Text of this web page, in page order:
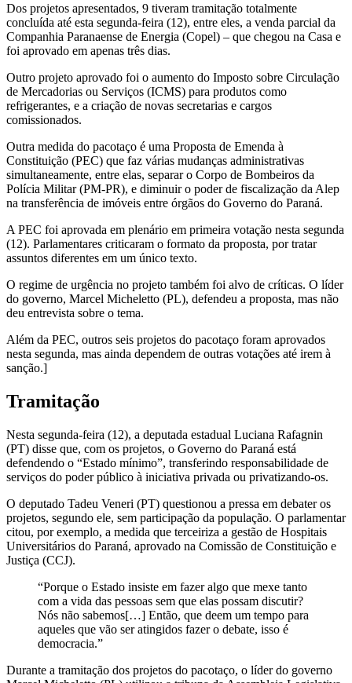
Dos projetos apresentados, 9 tiveram tramitação totalmente
concluída até esta segunda-feira (12), entre eles, a venda parcial da
Companhia Paranaense de Energia (Copel) – que chegou na Casa e
foi aprovado em apenas três dias.
Outro projeto aprovado foi o aumento do Imposto sobre Circulação
de Mercadorias ou Serviços (ICMS) para produtos como
refrigerantes, e a criação de novas secretarias e cargos
comissionados.
Outra medida do pacotaço é uma Proposta de Emenda à
Constituição (PEC) que faz várias mudanças administrativas
simultaneamente, entre elas, separar o Corpo de Bombeiros da
Polícia Militar (PM-PR), e diminuir o poder de fiscalização da Alep
na transferência de imóveis entre órgãos do Governo do Paraná.
A PEC foi aprovada em plenário em primeira votação nesta segunda
(12). Parlamentares criticaram o formato da proposta, por tratar
assuntos diferentes em um único texto.
O regime de urgência no projeto também foi alvo de críticas. O líder
do governo, Marcel Micheletto (PL), defendeu a proposta, mas não
deu entrevista sobre o tema.
Além da PEC, outros seis projetos do pacotaço foram aprovados
nesta segunda, mas ainda dependem de outras votações até irem à
sanção.]
Tramitação
Nesta segunda-feira (12), a deputada estadual Luciana Rafagnin
(PT) disse que, com os projetos, o Governo do Paraná está
defendendo o “Estado mínimo”, transferindo responsabilidade de
serviços do poder público à iniciativa privada ou privatizando-os.
O deputado Tadeu Veneri (PT) questionou a pressa em debater os
projetos, segundo ele, sem participação da população. O parlamentar
citou, por exemplo, a medida que terceiriza a gestão de Hospitais
Universitários do Paraná, aprovado na Comissão de Constituição e
Justiça (CCJ).
“Porque o Estado insiste em fazer algo que mexe tanto
com a vida das pessoas sem que elas possam discutir?
Nós não sabemos[…] Então, que deem um tempo para
aqueles que vão ser atingidos fazer o debate, isso é
democracia.”
Durante a tramitação dos projetos do pacotaço, o líder do governo